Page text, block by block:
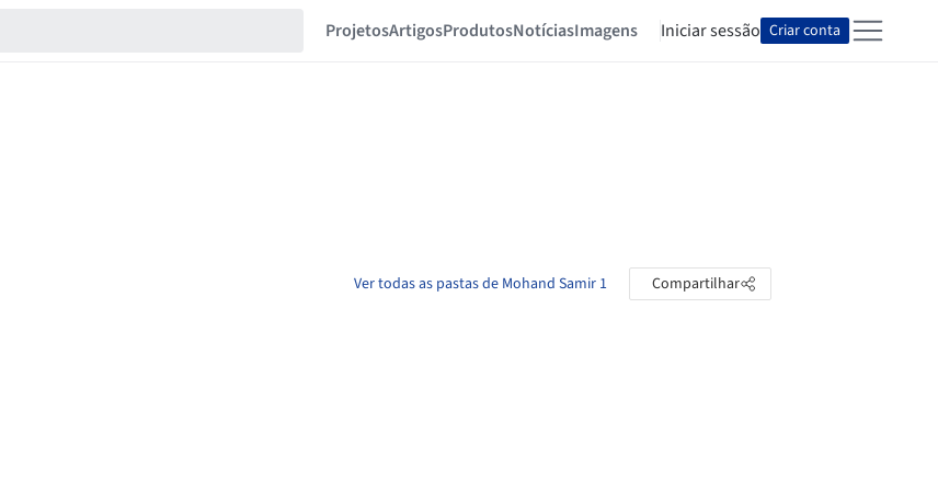
ProjetosArtigosProdutosNotíciasImagens Iniciar sessão Criar conta
Ver todas as pastas de Mohand Samir 1 Compartilhar